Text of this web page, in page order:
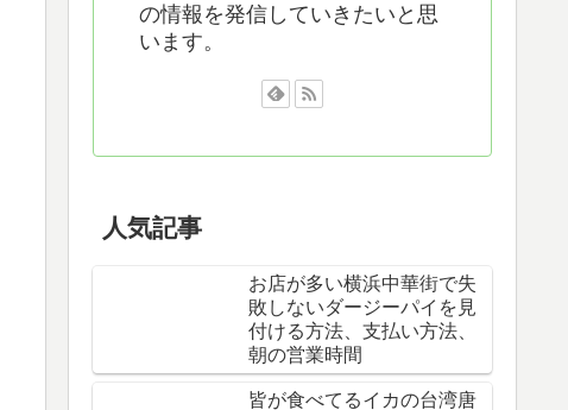
の情報を発信していきたいと思
います。
人気記事
お店が多い横浜中華街で失
敗しないダージーパイを見
付ける方法、支払い方法、
朝の営業時間
皆が食べてるイカの台湾唐